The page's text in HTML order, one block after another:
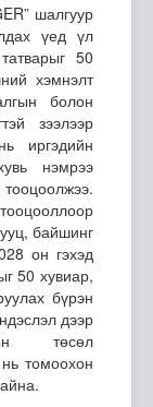
шалгуур
үед үл
50
хэмнэлт
болон
зээлээр
иргэдийн
нэмрээ
тооцоолжээ.
байшинг
он гэхэд
50 хувиар,
бүрэн
дээр
төсөл
томоохон